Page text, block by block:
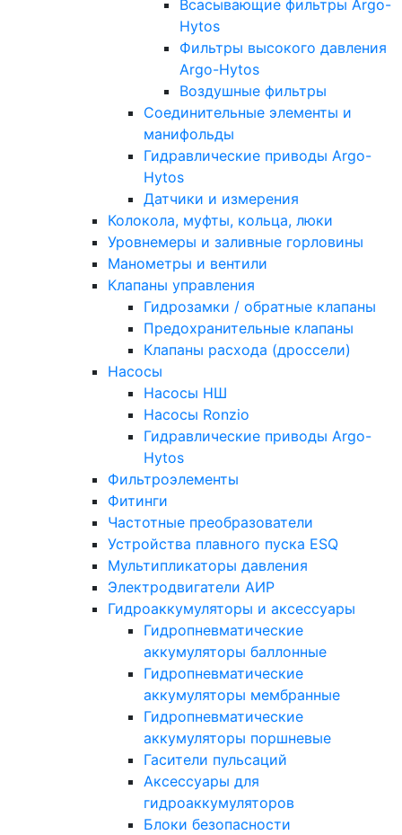
Всасывающие фильтры Argo-
Hytos
Фильтры высокого давления
Argo-Hytos
Воздушные фильтры
Соединительные элементы и
манифольды
Гидравлические приводы Argo-
Hytos
Датчики и измерения
Колокола, муфты, кольца, люки
Уровнемеры и заливные горловины
Манометры и вентили
Клапаны управления
Гидрозамки / обратные клапаны
Предохранительные клапаны
Клапаны расхода (дроссели)
Насосы
Насосы НШ
Насосы Ronzio
Гидравлические приводы Argo-
Hytos
Фильтроэлементы
Фитинги
Частотные преобразователи
Устройства плавного пуска ESQ
Мультипликаторы давления
Электродвигатели АИР
Гидроаккумуляторы и аксессуары
Гидропневматические
аккумуляторы баллонные
Гидропневматические
аккумуляторы мембранные
Гидропневматические
аккумуляторы поршневые
Гасители пульсаций
Аксессуары для
гидроаккумуляторов
Блоки безопасности